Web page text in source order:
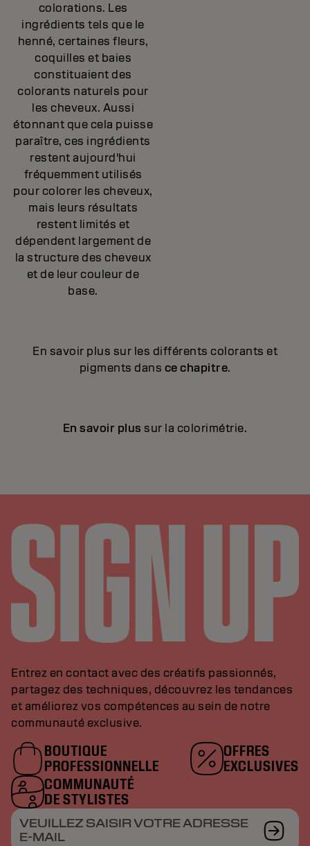
colorations. Les
ingrédients tels que le
henné, certaines fleurs,
coquilles et baies
constituaient des
colorants naturels pour
les cheveux. Aussi
étonnant que cela puisse
paraître, ces ingrédients
restent aujourd'hui
fréquemment utilisés
pour colorer les cheveux,
mais leurs résultats
restent limités et
dépendent largement de
la structure des cheveux
et de leur couleur de
base.
En savoir plus sur les différents colorants et
pigments dans ce chapitre.
En savoir plus sur la colorimétrie.
Entrez en contact avec des créatifs passionnés,
partagez des techniques, découvrez les tendances
et améliorez vos compétences au sein de notre
communauté exclusive.
BOUTIQUE
PROFESSIONNELLE
OFFRES
EXCLUSIVES
COMMUNAUTÉ
DE STYLISTES
VEUILLEZ SAISIR VOTRE ADRESSE
E-MAIL